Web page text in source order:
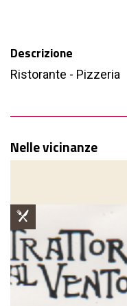
Descrizione
Ristorante - Pizzeria
Nelle vicinanze